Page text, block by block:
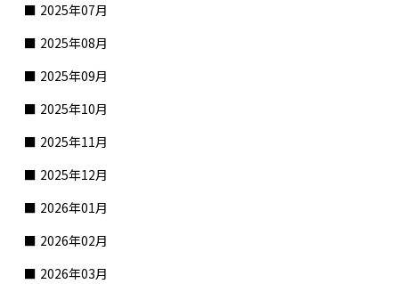
2025年07月
2025年08月
2025年09月
2025年10月
2025年11月
2025年12月
2026年01月
2026年02月
2026年03月